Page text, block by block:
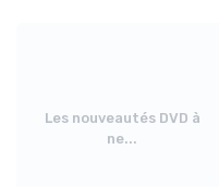
Les nouveautés DVD à
ne...